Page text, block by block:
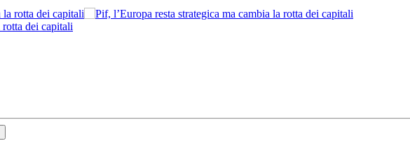
rotta dei capitali